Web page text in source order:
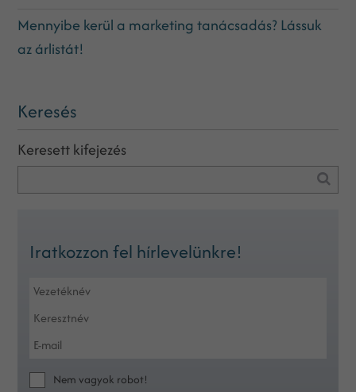
Mennyibe kerül a marketing tanácsadás? Lássuk
az árlistát!
Keresés
Keresett kifejezés
Iratkozzon fel hírlevelünkre!
Nem vagyok robot!